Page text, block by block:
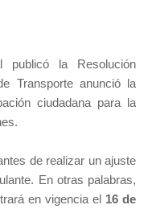
publicó la Resolución
Transporte anunció la
ciudadana para la
de realizar un ajuste
En otras palabras,
en vigencia el 16 de